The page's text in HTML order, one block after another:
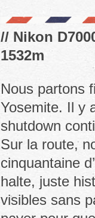
// Nikon
1532m
Nous partons
Yosemite. Il y
shutdown
Sur la route,
cinquantaine
halte, juste
visibles sans